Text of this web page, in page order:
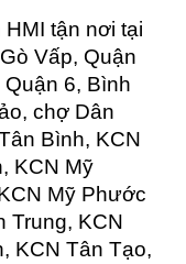
tận nơi tại
Vấp, Quận
6, Bình
chợ Dân
Bình, KCN
KCN Mỹ
Mỹ Phước
Trung, KCN
KCN Tân Tạo,